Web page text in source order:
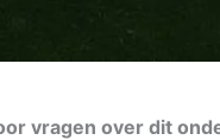
vragen over dit